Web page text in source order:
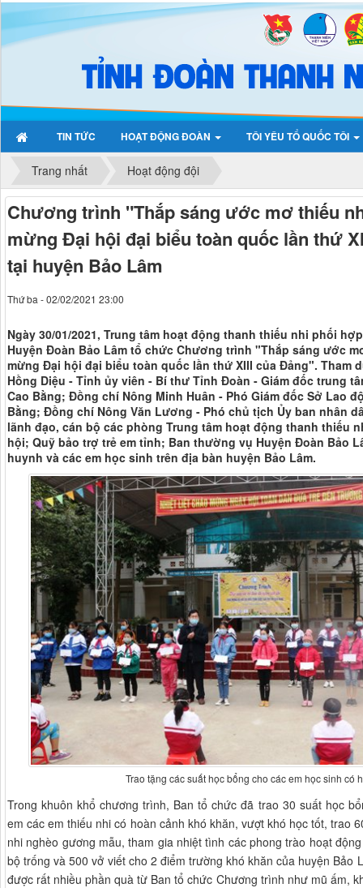
TIN TỨC HOẠT ĐỘNG ĐOÀN TÔI YÊU TỔ QUỐC TÔI
Trang nhất Hoạt động đội
Chương trình "Thắp sáng ước mơ thiếu
mừng Đại hội đại biểu toàn quốc lần thứ
tại huyện Bảo Lâm
Thứ ba - 02/02/2021 23:00
Ngày 30/01/2021, Trung tâm hoạt động thanh thiếu nhi phối
Huyện Đoàn Bảo Lâm tổ chức Chương trình "Thắp sáng ước
mừng Đại hội đại biểu toàn quốc lần thứ XIII của Đảng". Tham
Hồng Diệu - Tỉnh ủy viên - Bí thư Tỉnh Đoàn - Giám đốc trung
Cao Bằng; Đồng chí Nông Minh Huân - Phó Giám đốc Sở Lao
Bằng; Đồng chí Nông Văn Lương - Phó chủ tịch Ủy ban nhân
lãnh đạo, cán bộ các phòng Trung tâm hoạt động thanh thiếu
hội; Quỹ bảo trợ trẻ em tỉnh; Ban thường vụ Huyện Đoàn Bảo
huynh và các em học sinh trên địa bàn huyện Bảo Lâm.
Trao tặng các suất học bổng cho các em học sinh có
Trong khuôn khổ chương trình, Ban tổ chức đã trao 30 suất học
em các em thiếu nhi có hoàn cảnh khó khăn, vượt khó học tốt, trao
nhi nghèo gương mẫu, tham gia nhiệt tình các phong trào hoạt
bộ trống và 500 vở viết cho 2 điểm trường khó khăn của huyện Bảo
được rất nhiều phần quà từ Ban tổ chức Chương trình như mũ ấm,